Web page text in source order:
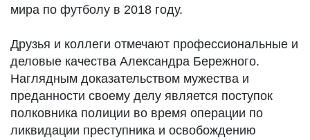
мира по футболу в 2018 году.
Друзья и коллеги отмечают профессиональные и
деловые качества Александра Бережного.
Наглядным доказательством мужества и
преданности своему делу является поступок
полковника полиции во время операции по
ликвидации преступника и освобождению